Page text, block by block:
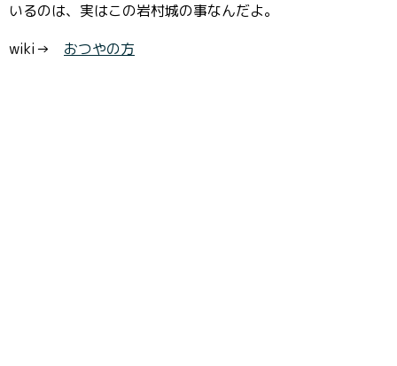
いるのは、実はこの岩村城の事なんだよ。
wiki→ おつやの方